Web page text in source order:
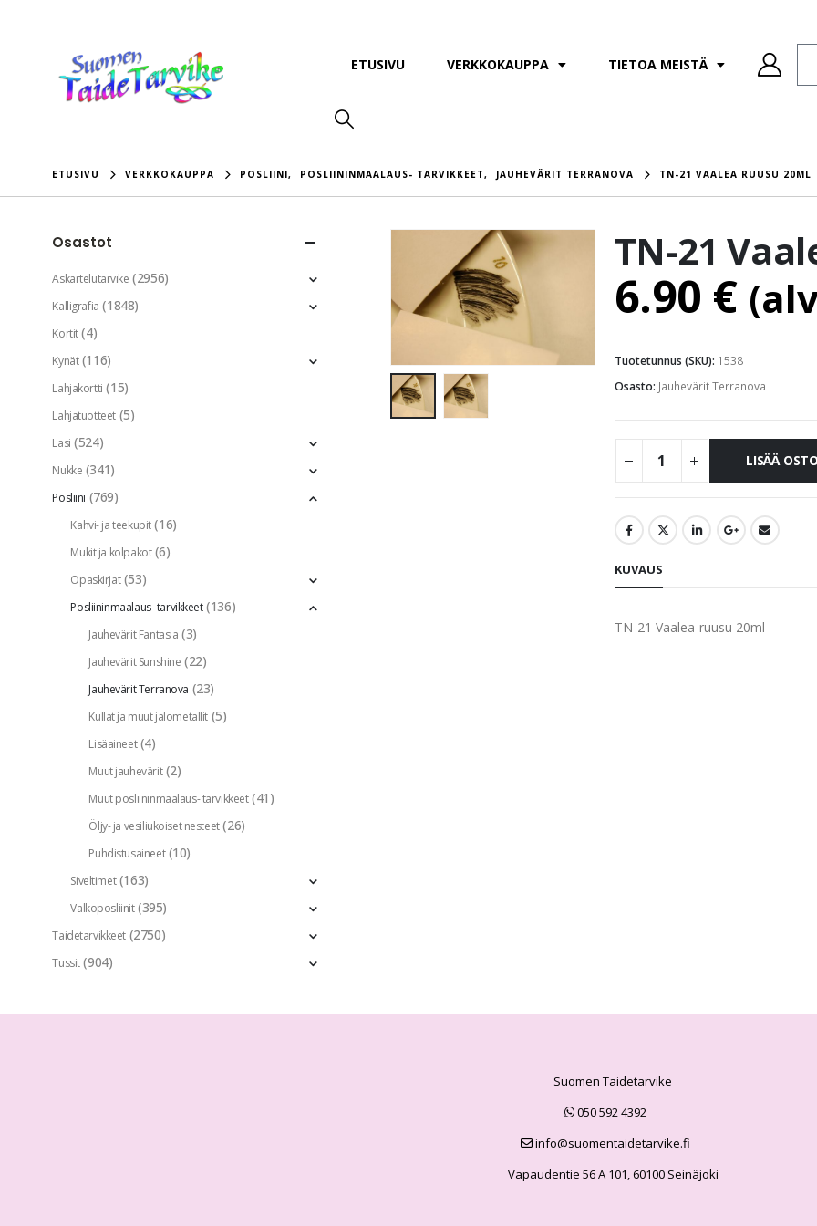
ETUSIVU VERKKOKAUPPA TIETOA MEISTÄ
ETUSIVU VERKKOKAUPPA POSLIINI, POSLIININMAALAUS- TARVIKKEET, JAUHEVÄRIT TERRANOVA TN-21 VAALEA RUUSU 20ML
TN-21
6.90 €
Tuotetunnus (SKU): 1538
Osasto: Jauhevärit Terranova
LISÄÄ
KUVAUS
TN-21 Vaalea ruusu 20ml
Osastot
Askartelutarvike (2956)
Kalligrafia (1848)
Kortit (4)
Kynät (116)
Lahjakortti (15)
Lahjatuotteet (5)
Lasi (524)
Nukke (341)
Posliini (769)
Kahvi- ja teekupit (16)
Mukit ja kolpakot (6)
Opaskirjat (53)
Posliininmaalaus- tarvikkeet (136)
Jauhevärit Fantasia (3)
Jauhevärit Sunshine (22)
Jauhevärit Terranova (23)
Kullat ja muut jalometallit (5)
Lisäaineet (4)
Muut jauhevärit (2)
Muut posliininmaalaus- tarvikkeet (41)
Öljy- ja vesiliukoiset nesteet (26)
Puhdistusaineet (10)
Siveltimet (163)
Valkoposliinit (395)
Taidetarvikkeet (2750)
Tussit (904)
Suomen Taidetarvike
050 592 4392
info@suomentaidetarvike.fi
Vapaudentie 56 A 101, 60100 Seinäjoki